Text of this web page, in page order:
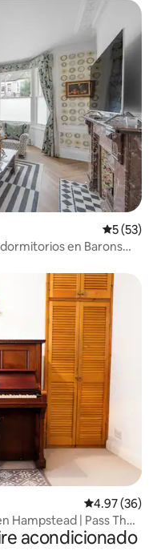
5 (53)
en Barons
Calificación
4.97 (36)
Hampstead | Pass The
acondicionado